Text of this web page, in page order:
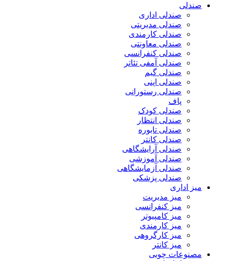
صندلی
صندلی اداری
صندلی مدیریتی
صندلی کارمندی
صندلی معاونتی
صندلی کنفرانسی
صندلی آمفی تئاتر
صندلی گیم
صندلی اپنی
صندلی رستورانی
پاف
صندلی کودک
صندلی انتظار
صندلی تابوره
صندلی کانتر
صندلی آرایشگاهی
صندلی آموزشی
صندلی آزمایشگاهی
صندلی پزشکی
میز اداری
میز مدیریت
میز کنفرانسی
میز کامپیوتر
میز کارمندی
میز کارگروهی
میز کانتر
مصنوعات چوبی